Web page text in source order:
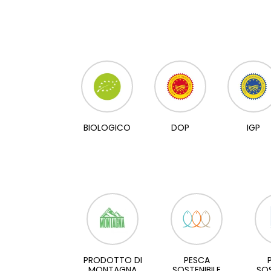
BIOLOGICO DOP IGP
PRODOTTO DI
PESCA